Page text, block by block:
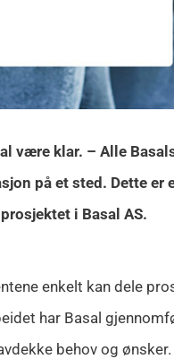
være klar. – Alle
på et sted. Dette er
i Basal AS.
enkelt kan dele
har Basal
behov og